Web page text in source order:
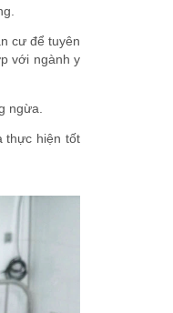
cư để tuyên
với ngành y
ngừa.
thực hiện tốt